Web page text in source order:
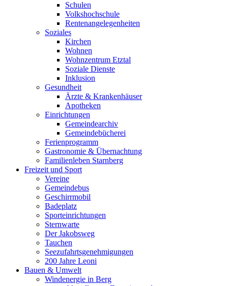
Schulen
Volkshochschule
Rentenangelegenheiten
Soziales
Kirchen
Wohnen
Wohnzentrum Etztal
Soziale Dienste
Inklusion
Gesundheit
Ärzte & Krankenhäuser
Apotheken
Einrichtungen
Gemeindearchiv
Gemeindebücherei
Ferienprogramm
Gastronomie & Übernachtung
Familienleben Starnberg
Freizeit und Sport
Vereine
Gemeindebus
Geschirrmobil
Badeplatz
Sporteinrichtungen
Sternwarte
Der Jakobsweg
Tauchen
Seezufahrtsgenehmigungen
200 Jahre Leoni
Bauen & Umwelt
Windenergie in Berg